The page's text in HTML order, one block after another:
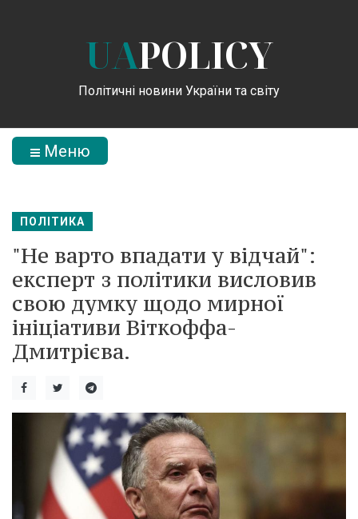
UAPOLICY
Політичні новини України та світу
Меню
ПОЛІТИКА
"Не варто впадати у відчай":
експерт з політики висловив
свою думку щодо мирної
ініціативи Віткоффа-
Дмитрієва.